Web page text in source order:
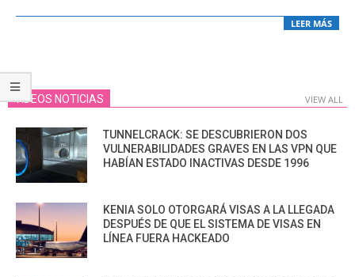
LEER MÁS
VIDEOS NOTICIAS VIEW ALL
TUNNELCRACK: SE DESCUBRIERON DOS
VULNERABILIDADES GRAVES EN LAS VPN QUE
HABÍAN ESTADO INACTIVAS DESDE 1996
KENIA SOLO OTORGARÁ VISAS A LA LLEGADA
DESPUÉS DE QUE EL SISTEMA DE VISAS EN
LÍNEA FUERA HACKEADO